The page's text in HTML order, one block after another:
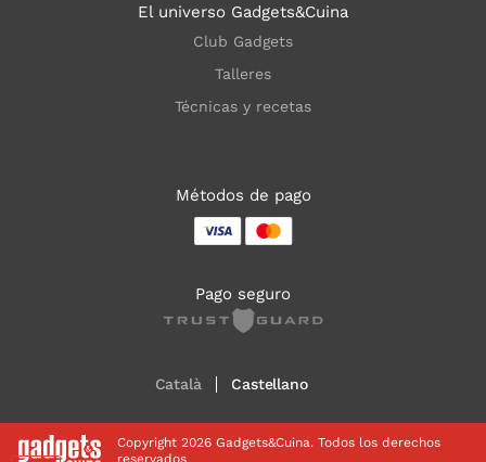
El universo Gadgets&Cuina
Club Gadgets
Talleres
Técnicas y recetas
Métodos de pago
Pago seguro
Català Castellano
Copyright 2026 Gadgets&Cuina. Todos los derechos
reservados